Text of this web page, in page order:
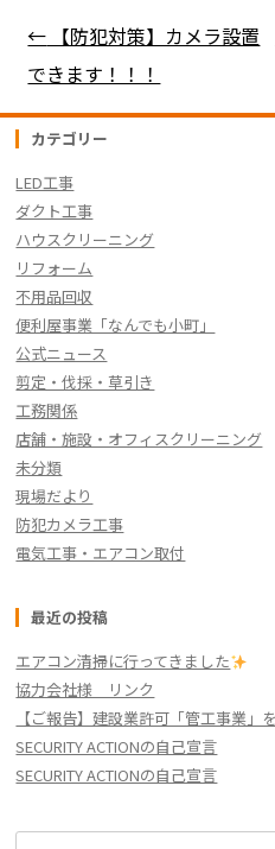
b
o
o
k
a
n
投稿ナビゲーション
← 【防犯対策】カメラ設置
できます！！！
カテゴリー
LED工事
ダクト工事
ハウスクリーニング
リフォーム
不用品回収
便利屋事業「なんでも小町」
公式ニュース
剪定・伐採・草引き
工務関係
店舗・施設・オフィスクリーニング
未分類
現場だより
防犯カメラ工事
電気工事・エアコン取付
最近の投稿
エアコン清掃に行ってきました
協力会社様 リンク
【ご報告】建設業許可「管工事業」
SECURITY ACTIONの自己宣言
SECURITY ACTIONの自己宣言
検